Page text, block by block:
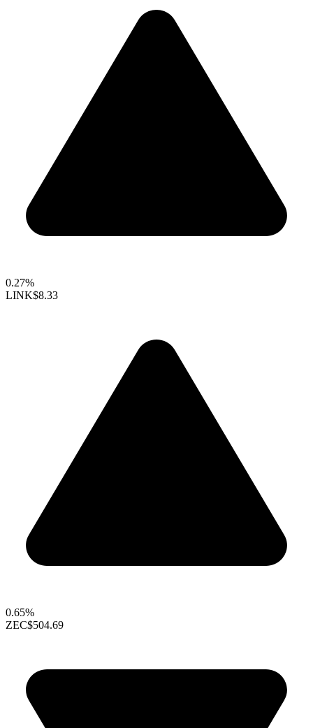
0.27%
LINK$8.33
0.65%
ZEC$504.69